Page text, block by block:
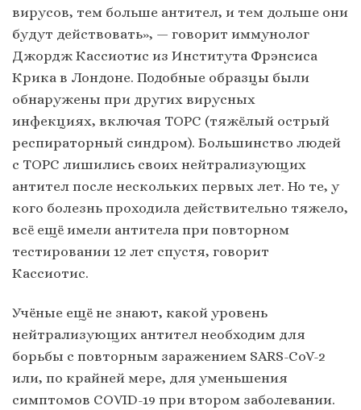
вирусов, тем больше антител, и тем дольше они
будут действовать», — говорит иммунолог
Джордж Кассиотис из Института Фрэнсиса
Крика в Лондоне. Подобные образцы были
обнаружены при других вирусных
инфекциях, включая ТОРС (тяжёлый острый
респираторный синдром). Большинство людей
с ТОРС лишились своих нейтрализующих
антител после нескольких первых лет. Но те, у
кого болезнь проходила действительно тяжело,
всё ещё имели антитела при повторном
тестировании 12 лет спустя, говорит
Кассиотис.
Учёные ещё не знают, какой уровень
нейтрализующих антител необходим для
борьбы с повторным заражением SARS-CoV-2
или, по крайней мере, для уменьшения
симптомов COVID-19 при втором заболевании.